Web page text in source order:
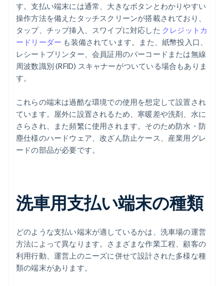
す。支払い端末には通常、大きなボタンとわかりやすい
操作方法を備えたタッチスクリーンが搭載されており、
タップ、チップ挿入、スワイプに対応した クレジットカ
ードリーダー も装備されています。また、紙幣投入口、
レシートプリンター、会員証用のバーコードまたは無線
周波数識別 (RFID) スキャナーがついている場合もありま
す。
これらの端末は過酷な環境での使用を想定して設置され
ています。屋外に設置されるため、寒暖差や洗剤、水に
さらされ、また頻繁に使用されます。そのため防水・防
塵仕様のハードウェア、改ざん防止ケース、産業用グレ
ードの部品が必要です。
洗車用支払い端末の種類
どのような支払い端末が適しているかは、洗車場の運営
方法によって異なります。さまざまな作業工程、顧客の
利用行動、運営上のニーズに併せて設計された多様な種
類の端末があります。